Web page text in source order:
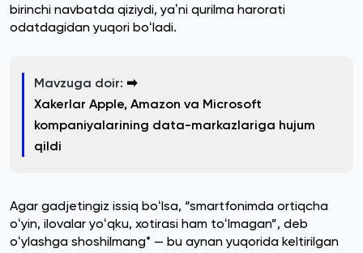
birinchi navbatda qiziydi, yaʼni qurilma harorati
odatdagidan yuqori boʻladi.
Mavzuga doir: ➡
Xakerlar Apple, Amazon va Microsoft
kompaniyalarining data-markazlariga hujum
qildi
Agar gadjetingiz issiq boʻlsa, “smartfonimda ortiqcha
oʻyin, ilovalar yoʻqku, xotirasi ham toʻlmagan”, deb
oʻylashga shoshilmang* — bu aynan yuqorida keltirilgan